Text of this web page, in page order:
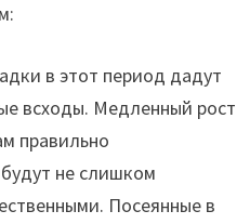
в этот период дадут
всходы. Медленный рост
правильно
не слишком
Посеянные в